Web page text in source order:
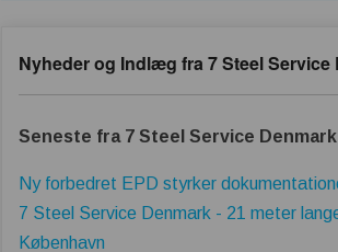
Nyheder og Indlæg fra 7 Steel Service
Seneste fra 7 Steel Service Denmark
Ny forbedret EPD styrker
7 Steel Service Denmark - 21 meter
København